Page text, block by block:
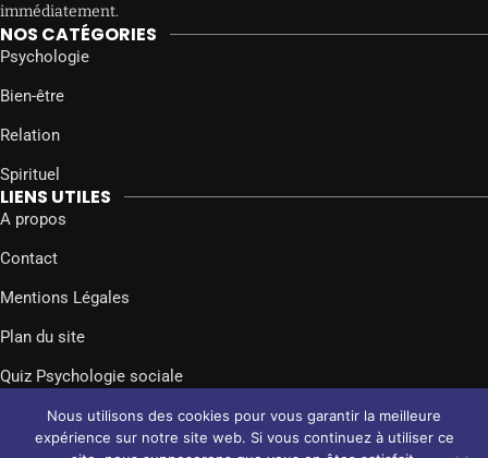
immédiatement.
NOS CATÉGORIES
Psychologie
Bien-être
Relation
Spirituel
LIENS UTILES
A propos
Contact
Mentions Légales
Plan du site
Quiz Psychologie sociale
Facebook Twitter Instagram
Nous utilisons des cookies pour vous garantir la meilleure
expérience sur notre site web. Si vous continuez à utiliser ce